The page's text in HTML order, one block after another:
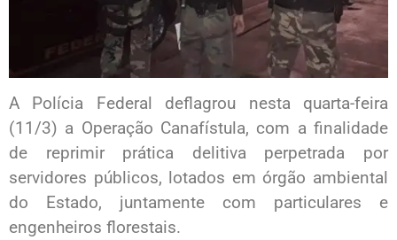
A Polícia Federal deflagrou nesta quarta-feira
(11/3) a Operação Canafístula, com a finalidade
de reprimir prática delitiva perpetrada por
servidores públicos, lotados em órgão ambiental
do Estado, juntamente com particulares e
engenheiros florestais.